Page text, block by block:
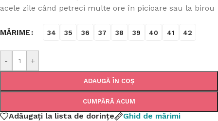
acele zile când petreci multe ore în picioare sau la birou
MĂRIME 34 35 36 37 38 39 40 41 42
- +
ADAUGĂ ÎN COȘ
CUMPĂRĂ ACUM
Adăugați la lista de dorințe
Ghid de mărimi